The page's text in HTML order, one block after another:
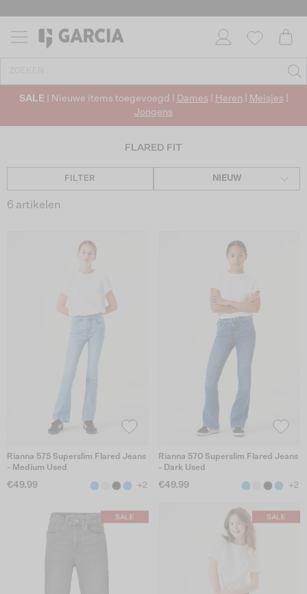
SALE | Nieuwe items toegevoegd | Dames Heren Meisjes
Jongens
FLARED FIT
FILTER NIEUW
6 artikelen
Rianna 575 Superslim Flared Jeans
- Medium Used
€49.99 +2
Rianna 570 Superslim Flared Jeans
- Dark Used
€49.99 +2